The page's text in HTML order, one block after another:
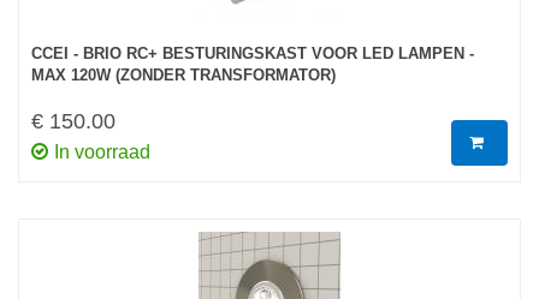
CCEI - BRIO RC+ BESTURINGSKAST VOOR LED LAMPEN -
MAX 120W (ZONDER TRANSFORMATOR)
€ 150.00
In voorraad